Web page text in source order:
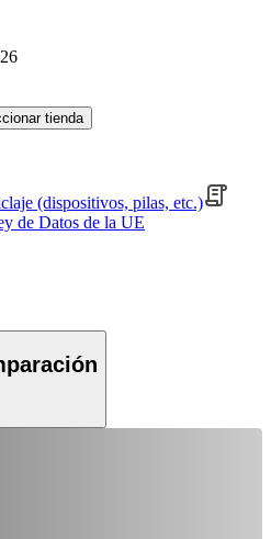
tienda
(dispositivos, pilas, etc.)
de Datos de la UE